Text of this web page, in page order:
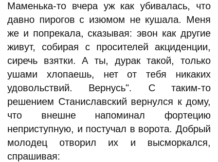
Маменька-то вчера уж как убивалась, что
давно пирогов с изюмом не кушала. Меня
же и попрекала, сказывая: эвон как другие
живут, собирая с просителей акциденции,
сиречь взятки. А ты, дурак такой, только
ушами хлопаешь, нет от тебя никаких
удовольствий. Вернусь". С таким-то
решением Станиславский вернулся к дому,
что внешне напоминал фортецию
неприступную, и постучал в ворота. Добрый
молодец отворил их и высморкался,
спрашивая: